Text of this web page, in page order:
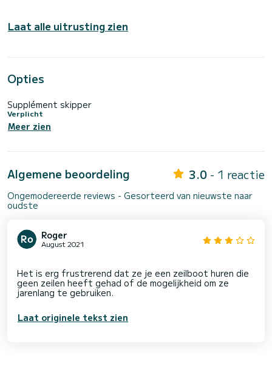
Laat alle uitrusting zien
Opties
Supplément skipper
Verplicht
Meer zien
Algemene beoordeling 3.0 - 1 reactie
Ongemodereerde reviews - Gesorteerd van nieuwste naar
oudste
Roger
August 2021
Het is erg frustrerend dat ze je een zeilboot huren die
geen zeilen heeft gehad of de mogelijkheid om ze
Laat originele tekst zien